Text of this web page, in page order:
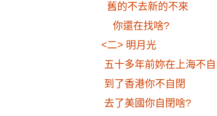
舊的不去新的不來
你還在找啥?
<二> 明月光
五十多年前妳在上海不
到了香港你不自閉
去了美國你自閉啥?